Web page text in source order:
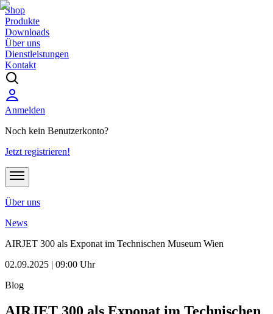
Shop
Produkte
Downloads
Über uns
Dienstleistungen
Kontakt
Anmelden
Noch kein Benutzerkonto?
Jetzt registrieren!
Über uns
News
AIRJET 300 als Exponat im Technischen Museum Wien
02.09.2025 | 09:00 Uhr
Blog